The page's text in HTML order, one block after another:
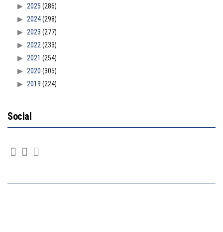
2025 (286)
2024(298)
2023 (277)
2022(233)
2021 (254)
2020 (305)
2019 (224)
Social